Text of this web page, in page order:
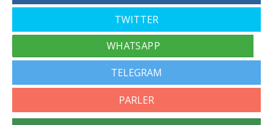
TWITTER
TELEGRAM
PARLER